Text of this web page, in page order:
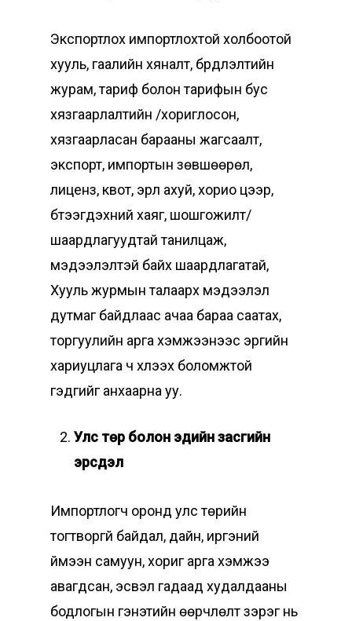
Экспортлох импортлохтой холбоотой
хууль, гаалийн хяналт, бүрдүүлэлтийн
журам, тариф болон тарифын бус
хязгаарлалтийн /хориглосон,
хязгаарласан барааны жагсаалт,
экспорт, импортын зөвшөөрөл,
лиценз, квот, эрүүл ахуй, хорио цээр,
бүтээгдэхүүний хаяг, шошгожилт/
шаардлагуудтай танилцаж,
мэдээлэлтэй байх шаардлагатай,
Хууль журмын талаарх мэдээлэл
дутмаг байдлаас ачаа бараа саатах,
торгуулийн арга хэмжээнээс эрүүгийн
хариуцлага ч хүлээх боломжтой
гэдгийг анхаарна уу.
Улс төр болон эдийн засгийн
эрсдэл
Импортлогч оронд улс төрийн
тогтворгүй байдал, дайн, иргэний
үймээн самуун, хориг арга хэмжээ
авагдсан, эсвэл гадаад худалдааны
бодлогын гэнэтийн өөрчлөлт зэрэг нь